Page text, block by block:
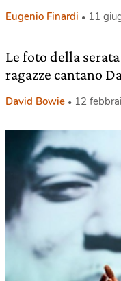
Eugenio Finardi 11
Le foto della
ragazze cantano
David Bowie 12